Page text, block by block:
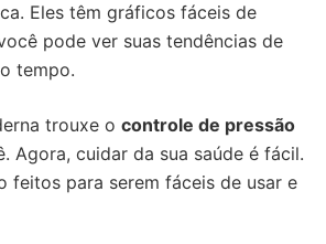
Eles têm gráficos fáceis de
pode ver suas tendências de
tempo.
trouxe o controle de pressão
Agora, cuidar da sua saúde é fácil.
feitos para serem fáceis de usar e